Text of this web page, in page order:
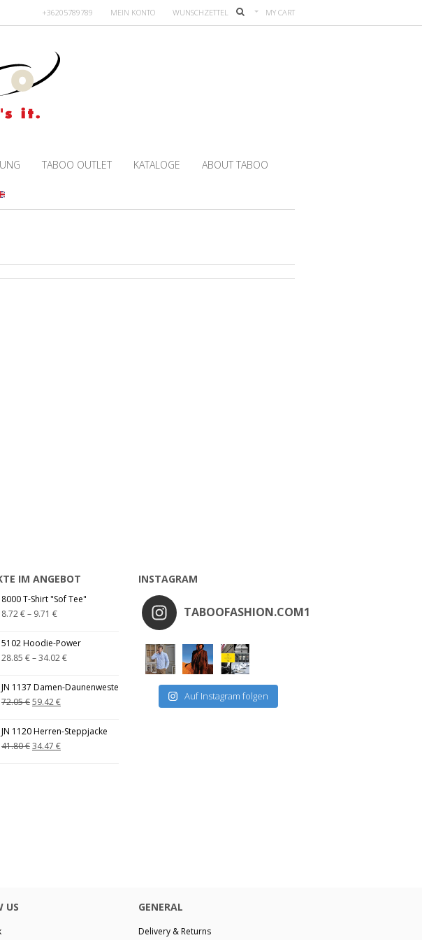
MY CART
+36205789789 MEIN KONTO WUNSCHZETTEL
TABOO OUTLET KATALOGE ABOUT TABOO
IM ANGEBOT
8000 T-Shirt "Sof Tee"
8.72€– 9.71 €
5102 Hoodie-Power
28.85 €–34.02€
JN 1137 Damen-Daunenweste
72.05€59.42€
JN 1120 Herren-Steppjacke
41.80€34.47 €
INSTAGRAM
TABOOFASHION.COM1
Auf Instagram folgen
US GENERAL
Delivery & Returns